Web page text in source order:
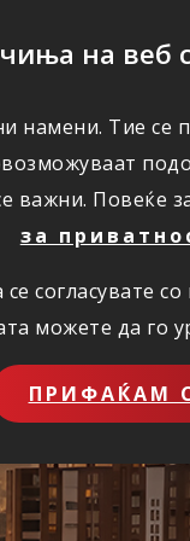
на веб
намени. Тие се
важни. Повеќе
за
согласувате
можете да го
ПРИФАЌАМ
КОРИСНО